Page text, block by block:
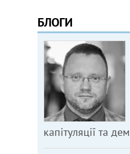
БЛОГИ
капітуляції та